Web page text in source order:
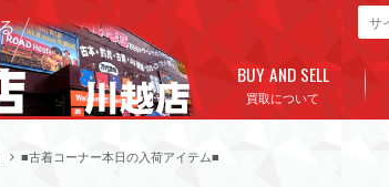
買取について
BUY AND SELL
■古着コーナー本日の入荷アイテム■